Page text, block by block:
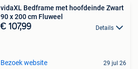
vidaXL Bedframe met hoofdeinde Zwart
90 x 200 cm Fluweel
€ 107,99 Details
Bezoek website 29 jul 26